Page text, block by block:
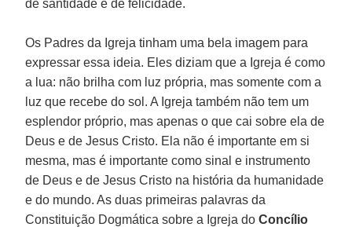
de santidade e de felicidade.
Os Padres da Igreja tinham uma bela imagem para
expressar essa ideia. Eles diziam que a Igreja é como
a lua: não brilha com luz própria, mas somente com a
luz que recebe do sol. A Igreja também não tem um
esplendor próprio, mas apenas o que cai sobre ela de
Deus e de Jesus Cristo. Ela não é importante em si
mesma, mas é importante como sinal e instrumento
de Deus e de Jesus Cristo na história da humanidade
e do mundo. As duas primeiras palavras da
Constituição Dogmática sobre a Igreja doConcílio